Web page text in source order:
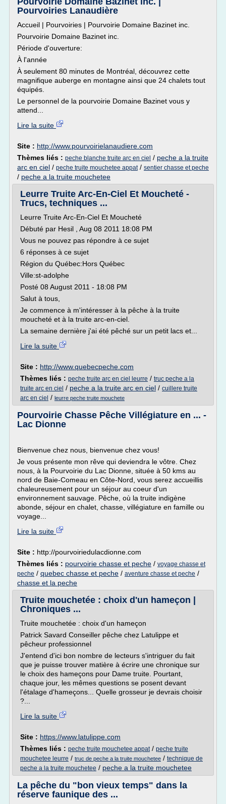
Pourvoiries Lanaudière
Accueil | Pourvoiries | Pourvoirie Domaine Bazinet inc.
Pourvoirie Domaine Bazinet inc.
Période d'ouverture:
À l'année
À seulement 80 minutes de Montréal, découvrez cette
magnifique auberge en montagne ainsi que 24 chalets tout
équipés.
Le personnel de la pourvoirie Domaine Bazinet vous y
attend...
Lire la suite
Site : http://www.pourvoirielanaudiere.com
Thèmes liés : peche blanche truite arc en ciel / peche a la truite
arc en ciel / peche truite mouchetee appat/ sentier chasse et peche
/ peche a la truite mouchetee
Leurre Truite Arc-En-Ciel Et Moucheté -
Trucs, techniques ...
Leurre Truite Arc-En-Ciel Et Moucheté
Débuté par Hesil , Aug 08 2011 18:08 PM
Vous ne pouvez pas répondre à ce sujet
6 réponses à ce sujet
Région du Québec:Hors Québec
Ville:st-adolphe
Posté 08 August 2011 - 18:08 PM
Salut à tous,
Je commence à m'intéresser à la pêche à la truite
moucheté et à la truite arc-en-ciel.
La semaine dernière j'ai été pêché sur un petit lacs et...
Lire la suite
Site : http://www.quebecpeche.com
Thèmes liés : peche truite arc en ciel leurre / truc peche a la
truite arc en ciel / peche a la truite arc en ciel / cuillere truite
arc en ciel / leurre peche truite mouchete
Pourvoirie Chasse Pêche Villégiature en ... -
Lac Dionne
Bienvenue chez nous, bienvenue chez vous!
Je vous présente mon rêve qui deviendra le vôtre. Chez
nous, à la Pourvoirie du Lac Dionne, située à 50 kms au
nord de Baie-Comeau en Côte-Nord, vous serez accueillis
chaleureusement pour un séjour au coeur d'un
environnement sauvage. Pêche, où la truite indigène
abonde, séjour en chalet, chasse, villégiature en famille ou
voyage...
Lire la suite
Site : http://pourvoiriedulacdionne.com
Thèmes liés : pourvoirie chasse et peche / voyage chasse et
peche / quebec chasse et peche / aventure chasse et peche /
chasse et la peche
Truite mouchetée : choix d'un hameçon |
Chroniques ...
Truite mouchetée : choix d'un hameçon
Patrick Savard Conseiller pêche chez Latulippe et
pêcheur professionnel
J'entend d'ici bon nombre de lecteurs s'intriguer du fait
que je puisse trouver matière à écrire une chronique sur
le choix des hameçons pour Dame truite. Pourtant,
chaque jour, les mêmes questions se posent devant
l'étalage d'hameçons... Quelle grosseur je devrais choisir
?...
Lire la suite
Site : https://www.latulippe.com
Thèmes liés : peche truite mouchetee appat/ peche truite
mouchetee leurre / truc de peche a la truite mouchetee / technique de
peche a la truite mouchetee / peche a la truite mouchetee
La pêche du "bon vieux temps" dans la
réserve faunique des ...